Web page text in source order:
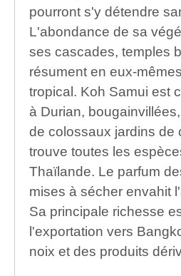
pourront s'y détendre
L'abondance de sa
ses cascades, temples
résument en eux-
tropical. Koh Samui est
à Durian,
de colossaux jardins de
trouve toutes les
Thaïlande. Le parfum
mises à sécher envahit
Sa principale richesse
l'exportation vers
noix et des produits